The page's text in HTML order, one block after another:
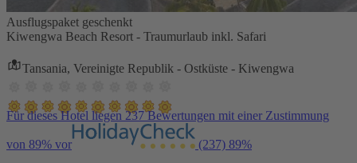
Ausflugspaket geschenkt
Kiwengwa Beach Resort - Traumurlaub inkl. Safari
Tansania, Vereinigte Republik - Ostküste - Kiwengwa
Für dieses Hotel liegen 237 Bewertungen mit einer Zustimmung
von 89% vor (237) 89%